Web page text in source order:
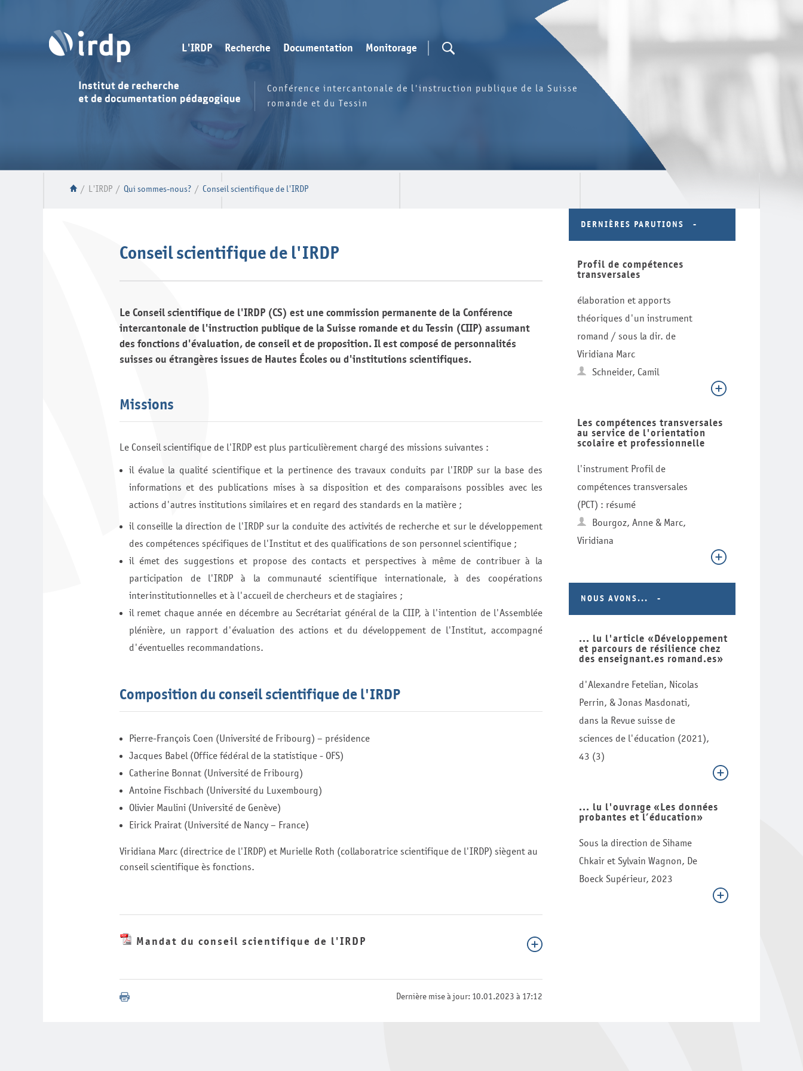
L'IRDP Recherche Documentation Monitorage
Conférence intercantonale de l'instruction publique de la Suisse
romande et du Tessin
/ L'IRDP / Qui sommes-nous? / Conseil scientifique de l'IRDP
Conseil scientifique de l'IRDP
Le Conseil scientifique de l'IRDP (CS) est une commission permanente de la Conférence
intercantonale de l'instruction publique de la Suisse romande et du Tessin (CIIP) assumant
des fonctions d'évaluation, de conseil et de proposition. Il est composé de personnalités
suisses ou étrangères issues de Hautes Écoles ou d'institutions scientifiques.
Missions
Le Conseil scientifique de l'IRDP est plus particulièrement chargé des missions suivantes :
il évalue la qualité scientifique et la pertinence des travaux conduits par l'IRDP sur la base des
informations et des publications mises à sa disposition et des comparaisons possibles avec les
actions d'autres institutions similaires et en regard des standards en la matière ;
il conseille la direction de l'IRDP sur la conduite des activités de recherche et sur le développement
des compétences spécifiques de l'Institut et des qualifications de son personnel scientifique ;
il émet des suggestions et propose des contacts et perspectives à même de contribuer à la
participation de l'IRDP à la communauté scientifique internationale, à des coopérations
interinstitutionnelles et à l'accueil de chercheurs et de stagiaires ;
il remet chaque année en décembre au Secrétariat général de la CIIP, à l'intention de l'Assemblée
plénière, un rapport d'évaluation des actions et du développement de l'Institut, accompagné
d'éventuelles recommandations.
Composition du conseil scientifique de l'IRDP
Pierre-François Coen (Université de Fribourg) – présidence
Jacques Babel (Office fédéral de la statistique - OFS)
Catherine Bonnat (Université de Fribourg)
Antoine Fischbach (Université du Luxembourg)
Olivier Maulini (Université de Genève)
Eirick Prairat (Université de Nancy – France)
Viridiana Marc (directrice de l'IRDP) et Murielle Roth (collaboratrice scientifique de l'IRDP) siègent au
conseil scientifique ès fonctions.
Mandat du conseil scientifique de l'IRDP
Dernière mise à jour: 10.01.2023 à 17:12
DERNIÈRES PARUTIONS
Profil de compétences
transversales
élaboration et apports
théoriques d'un instrument
romand / sous la dir. de
Viridiana Marc
Schneider, Camil
Les compétences transversales
au service de l'orientation
scolaire et professionnelle
l'instrument Profil de
compétences transversales
(PCT) : résumé
Bourgoz, Anne & Marc,
Viridiana
NOUS AVONS...
... lu l'article «Développement
et parcours de résilience chez
des enseignant.es romand.es»
d'Alexandre Fetelian, Nicolas
Perrin, & Jonas Masdonati,
dans la Revue suisse de
sciences de l'éducation (2021),
43 (3)
... lu l'ouvrage «Les données
probantes et l’éducation»
Sous la direction de Sihame
Chkair et Sylvain Wagnon, De
Boeck Supérieur, 2023